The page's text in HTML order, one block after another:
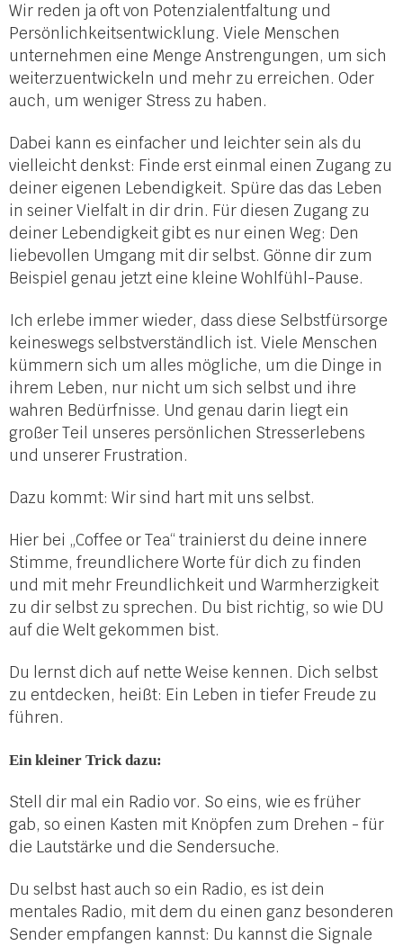
Wir reden ja oft von Potenzialentfaltung und
Persönlichkeitsentwicklung. Viele Menschen
unternehmen eine Menge Anstrengungen, um sich
weiterzuentwickeln und mehr zu erreichen. Oder
auch, um weniger Stress zu haben.
Dabei kann es einfacher und leichter sein als du
vielleicht denkst: Finde erst einmal einen Zugang zu
deiner eigenen Lebendigkeit. Spüre das das Leben
in seiner Vielfalt in dir drin. Für diesen Zugang zu
deiner Lebendigkeit gibt es nur einen Weg: Den
liebevollen Umgang mit dir selbst. Gönne dir zum
Beispiel genau jetzt eine kleine Wohlfühl-Pause.
Ich erlebe immer wieder, dass diese Selbstfürsorge
keineswegs selbstverständlich ist. Viele Menschen
kümmern sich um alles mögliche, um die Dinge in
ihrem Leben, nur nicht um sich selbst und ihre
wahren Bedürfnisse. Und genau darin liegt ein
großer Teil unseres persönlichen Stresserlebens
und unserer Frustration.
Dazu kommt: Wir sind hart mit uns selbst.
Hier bei „Coffee or Tea“ trainierst du deine innere
Stimme, freundlichere Worte für dich zu finden
und mit mehr Freundlichkeit und Warmherzigkeit
zu dir selbst zu sprechen. Du bist richtig, so wie DU
auf die Welt gekommen bist.
Du lernst dich auf nette Weise kennen. Dich selbst
zu entdecken, heißt: Ein Leben in tiefer Freude zu
führen.
Ein kleiner Trick dazu:
Stell dir mal ein Radio vor. So eins, wie es früher
gab, so einen Kasten mit Knöpfen zum Drehen - für
die Lautstärke und die Sendersuche.
Du selbst hast auch so ein Radio, es ist dein
mentales Radio, mit dem du einen ganz besonderen
Sender empfangen kannst: Du kannst die Signale